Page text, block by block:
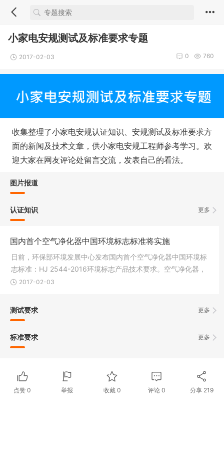
小家电安规测试及标准要求专题
2017-02-03 760
0
收集整理了小家电安规认证知识、安规测试及标准要求方
面的新闻及技术文章，供小家电安规工程师参考学习。欢
迎大家在网友评论处留言交流，发表自己的看法。
图片报道
更多
认证知识
国内首个空气净化器中国环境标志标准将实施
日前，环保部环境发展中心发布国内首个空气净化器中国环境标
志标准：HJ 2544-2016环境标志产品技术要求。空气净化器，
旨在帮助消费者选择适合的空气净化器产品，促进和规范空气净
2017-02-03
更多
测试要求
更多
标准要求
点赞0 举报 收藏 0 评论0 分享 219